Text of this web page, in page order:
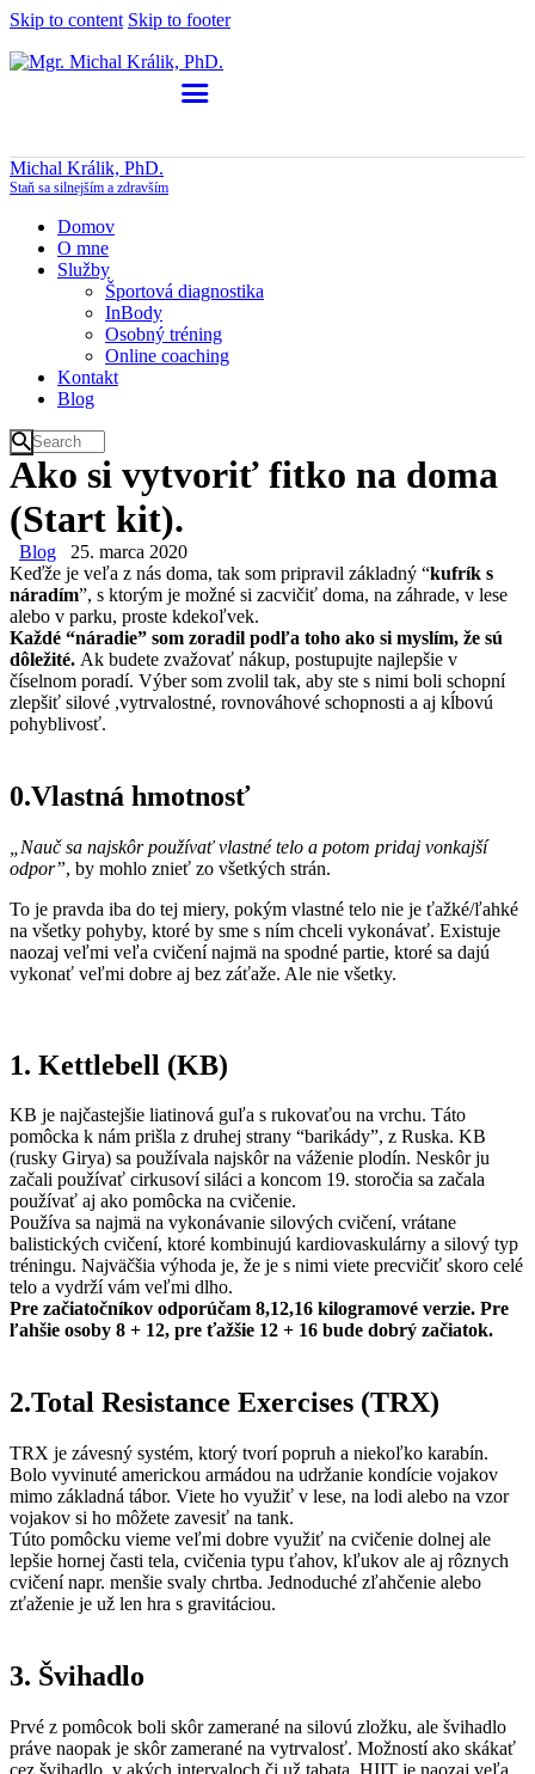
Skip to content Skip to footer
Michal Králik, PhD.
Staň sa silnejším a zdravším
Domov
O mne
Služby
Športová diagnostika
InBody
Osobný tréning
Online coaching
Kontakt
Blog
Ako si vytvoriť fitko na doma
(Start kit).
Blog
25. marca 2020
Keďže je veľa z nás doma, tak som pripravil základný “kufrík s
náradím”, s ktorým je možné si zacvičiť doma, na záhrade, v lese
alebo v parku, proste kdekoľvek.
Každé “náradie” som zoradil podľa toho ako si myslím, že sú
dôležité. Ak budete zvažovať nákup, postupujte najlepšie v
číselnom poradí. Výber som zvolil tak, aby ste s nimi boli schopní
zlepšiť silové ,vytrvalostné, rovnováhové schopnosti a aj kĺbovú
pohyblivosť.
0.Vlastná hmotnosť
„Nauč sa najskôr používať vlastné telo a potom pridaj vonkajší
odpor”, by mohlo znieť zo všetkých strán.
To je pravda iba do tej miery, pokým vlastné telo nie je ťažké/ľahké
na všetky pohyby, ktoré by sme s ním chceli vykonávať. Existuje
naozaj veľmi veľa cvičení najmä na spodné partie, ktoré sa dajú
vykonať veľmi dobre aj bez záťaže. Ale nie všetky.
1. Kettlebell (KB)
KB je najčastejšie liatinová guľa s rukovaťou na vrchu. Táto
pomôcka k nám prišla z druhej strany “barikády”, z Ruska. KB
(rusky Girya) sa používala najskôr na váženie plodín. Neskôr ju
začali používať cirkusoví siláci a koncom 19. storočia sa začala
používať aj ako pomôcka na cvičenie.
Používa sa najmä na vykonávanie silových cvičení, vrátane
balistických cvičení, ktoré kombinujú kardiovaskulárny a silový typ
tréningu. Najväčšia výhoda je, že je s nimi viete precvičiť skoro celé
telo a vydrží vám veľmi dlho.
Pre začiatočníkov odporúčam 8,12,16 kilogramové verzie. Pre
ľahšie osoby 8 + 12, pre ťažšie 12 + 16 bude dobrý začiatok.
2.Total Resistance Exercises (TRX)
TRX je závesný systém, ktorý tvorí popruh a niekoľko karabín.
Bolo vyvinuté americkou armádou na udržanie kondície vojakov
mimo základná tábor. Viete ho využiť v lese, na lodi alebo na vzor
vojakov si ho môžete zavesiť na tank.
Túto pomôcku vieme veľmi dobre využiť na cvičenie dolnej ale
lepšie hornej časti tela, cvičenia typu ťahov, kľukov ale aj rôznych
cvičení napr. menšie svaly chrtba. Jednoduché zľahčenie alebo
zťaženie je už len hra s gravitáciou.
3. Švihadlo
Prvé z pomôcok boli skôr zamerané na silovú zložku, ale švihadlo
práve naopak je skôr zamerané na vytrvalosť. Možností ako skákať
cez švihadlo, v akých intervaloch či už tabata, HIIT je naozaj veľa.